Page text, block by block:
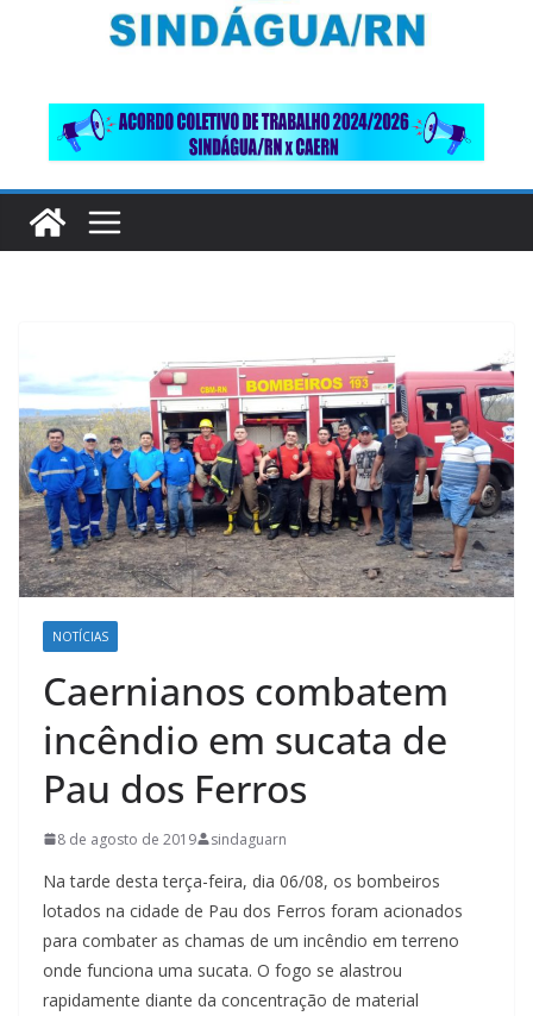
NOTÍCIAS
Caernianos combatem
incêndio em sucata de
Pau dos Ferros
8 de agosto de 2019 sindaguarn
Na tarde desta terça-feira, dia 06/08, os bombeiros
lotados na cidade de Pau dos Ferros foram acionados
para combater as chamas de um incêndio em terreno
onde funciona uma sucata. O fogo se alastrou
rapidamente diante da concentração de material